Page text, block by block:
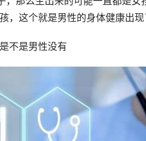
，这个就是男性的身体健康出现
不是男性没有